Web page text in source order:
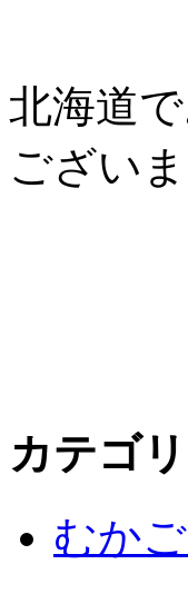
北海道
ございま
カテゴリ
むか